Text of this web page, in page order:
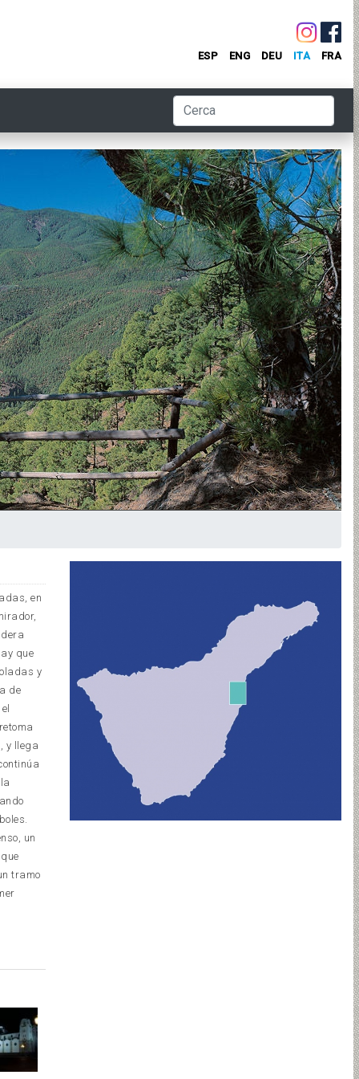
ESP ENG DEU ITA FRA
en
que
y
de
y llega
un
tramo